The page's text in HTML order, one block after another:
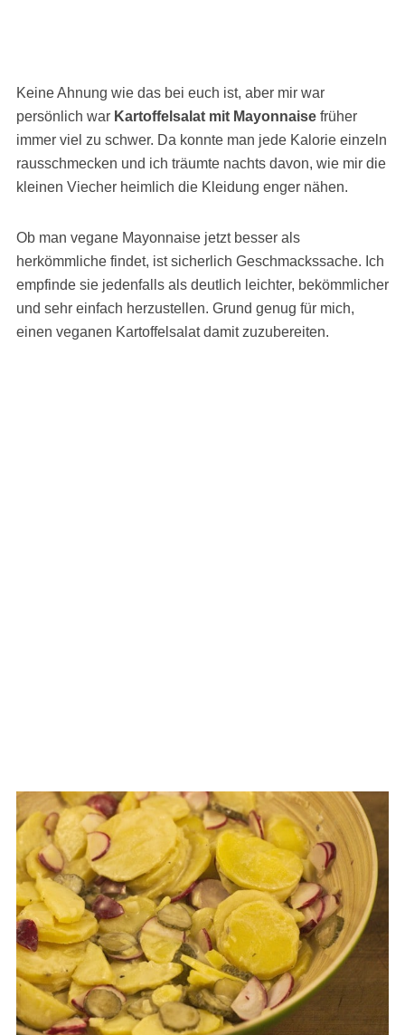
Keine Ahnung wie das bei euch ist, aber mir war
persönlich war Kartoffelsalat mit Mayonnaisefrüher
immer viel zu schwer. Da konnte man jede Kalorie einzeln
rausschmecken und ich träumte nachts davon, wie mir die
kleinen Viecher heimlich die Kleidung enger nähen.
Ob man vegane Mayonnaise jetzt besser als
herkömmliche findet, ist sicherlich Geschmackssache. Ich
empfinde sie jedenfalls als deutlich leichter, bekömmlicher
und sehr einfach herzustellen. Grund genug für mich,
einen veganen Kartoffelsalat damit zuzubereiten.